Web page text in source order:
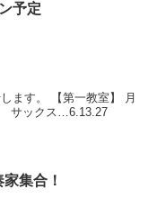
予定
ます。 【第一教室】 月
ックス…6.13.27
集合！